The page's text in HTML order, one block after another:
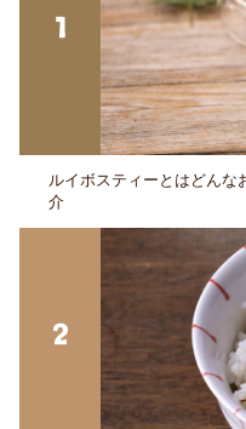
ルイボスティーとはどんな
介